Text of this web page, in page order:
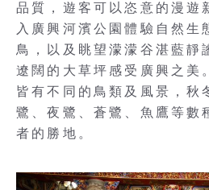
品質，遊客可以恣意的漫遊
入廣興河濱公園體驗自然生
鳥，以及眺望濛濛谷湛藍靜
遼闊的大草坪感受廣興之美
皆有不同的鳥類及風景，秋
鷺、夜鷺、蒼鷺、魚鷹等數
者的勝地。